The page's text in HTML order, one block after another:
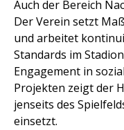
Auch der Bereich
Der Verein setzt
und arbeitet
Standards im
Engagement in
Projekten zeigt der
jenseits des
einsetzt.